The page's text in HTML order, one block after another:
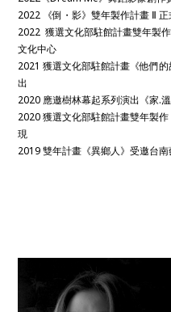
2022 《倒・影》雙年製作計畫 Ⅱ 正
2022 獲選文化部駐館計畫雙年製
文化中心
2021 獲選文化部駐館計畫《他們
出
2020 應邀樹林幕起系列演出《家.
2020 獲選文化部駐館計畫雙年製
現
2019 雙年計畫《異鄉人》受邀台